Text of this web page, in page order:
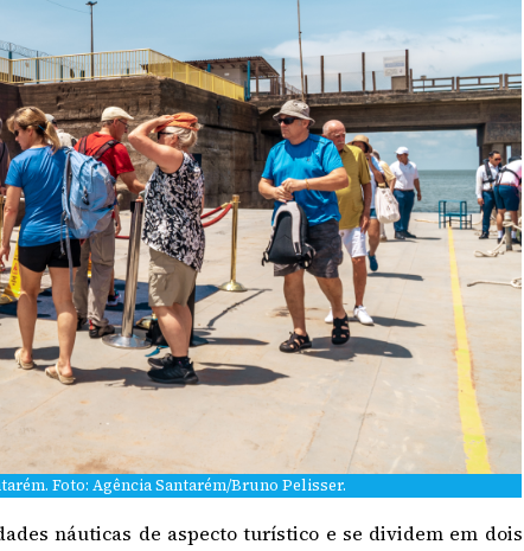
Foto: Agência Santarém/Bruno Pelisser.
náuticas de aspecto turístico e se dividem em dois